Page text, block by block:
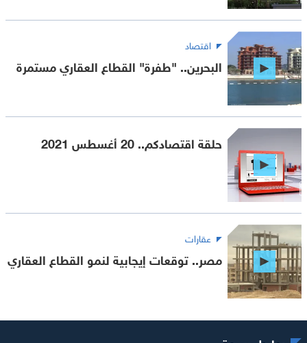
اقتصاد
البحرين.. "طفرة" القطاع العقاري مستمرة
حلقة اقتصادكم.. 20 أغسطس 2021
عقارات
مصر.. توقعات إيجابية لنمو القطاع العقاري